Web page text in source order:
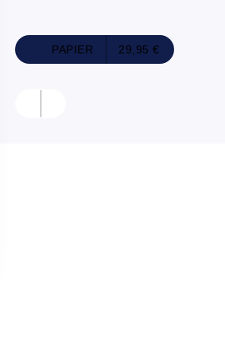
PAPIER 29,95 €